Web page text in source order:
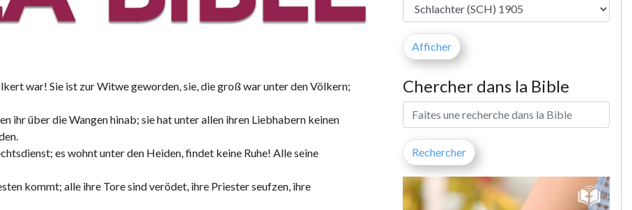
war! Sie ist zur Witwe geworden, sie, die groß war unter den Völkern;
ihr über die Wangen hinab; sie hat unter allen ihren Liebhabern keinen
es wohnt unter den Heiden, findet keine Ruhe! Alle seine
kommt; alle ihre Tore sind verödet, ihre Priester seufzen, ihre
Chercher dans la Bible